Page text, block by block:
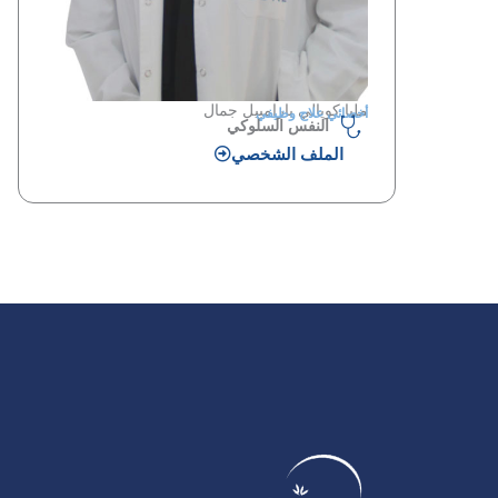
مليا كويالي بارامبيل جمال
أخصائي علاج وظيفي
النفس السلوكي
الملف الشخصي